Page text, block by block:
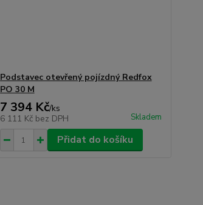
Podstavec otevřený pojízdný Redfox
PO 30 M
7 394 Kč/ks
6 111 Kč bez DPH Skladem
Přidat do košíku